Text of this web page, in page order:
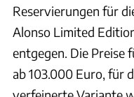
Reservierungen für
Alonso Limited
entgegen. Die Preise
ab 103.000 Euro, für